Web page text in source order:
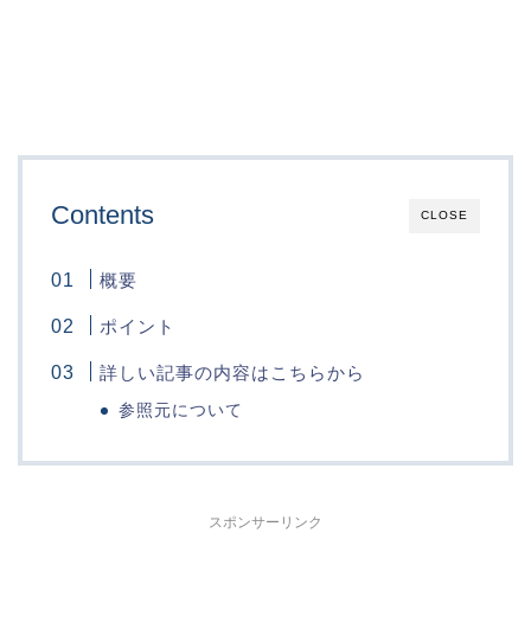
CLOSE
Contents
概要
ポイント
詳しい記事の内容はこちらから
参照元について
スポンサーリンク